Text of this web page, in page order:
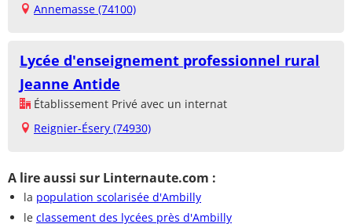
Annemasse (74100)
Lycée d'enseignement professionnel rural
Jeanne Antide
Établissement Privé avec un internat
Reignier-Ésery (74930)
A lire aussi sur Linternaute.com :
la population scolarisée d'Ambilly
le classement des lycées près d'Ambilly